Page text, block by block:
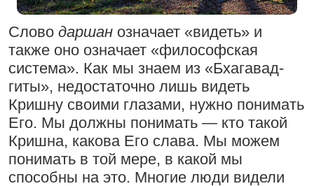
Бог, наука и атеизм, часть 2: Хвала
слушателям!
9:25 |17 июля 2024|
Атланта, Джорджия, США
Поклоняться Бхактивиноду Тхакуру,
исполняя его бхаджаны
1:14:02 |12 сентября
Слово даршан означает «видеть» и
также оно означает «философская
система». Как мы знаем из «Бхагавад-
гиты», недостаточно лишь видеть
Кришну своими глазами, нужно понимать
Его. Мы должны понимать — кто такой
Кришна, какова Его слава. Мы можем
понимать в той мере, в какой мы
способны на это. Многие люди видели
Молитвы Санатаны Госвами к Господу
Чайтанье
29 июля 2026
Сайт
Войти|Регистрация| История версий
Инструкция